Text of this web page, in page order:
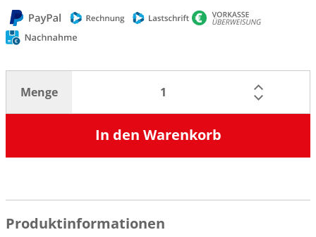
Menge
In den Warenkorb
Produktinformationen